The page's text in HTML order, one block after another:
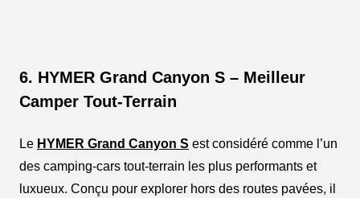
6. HYMER Grand Canyon S – Meilleur
Camper Tout-Terrain
Le HYMER Grand Canyon S est considéré comme l’un
des camping-cars tout-terrain les plus performants et
luxueux. Conçu pour explorer hors des routes pavées, il